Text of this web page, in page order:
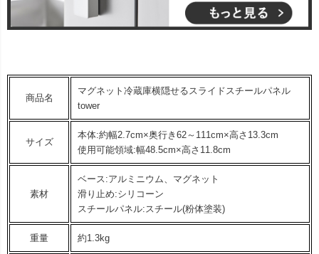
商品名
マグネット冷蔵庫横隠せるスライドスチールパネル
tower
サイズ
本体:約幅2.7cm×奥行き62～111cm×高さ13.3cm
使用可能領域:幅48.5cm×高さ11.8cm
素材
ベース:アルミニウム、マグネット
滑り止め:シリコーン
スチールパネル:スチール(粉体塗装)
重量 約1.3kg